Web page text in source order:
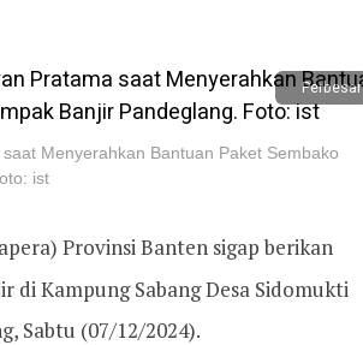
Perbesar
Menyerahkan Bantuan Paket Sembako
ist
Provinsi Banten sigap berikan
di Kampung Sabang Desa Sidomukti
Sabtu (07/12/2024).